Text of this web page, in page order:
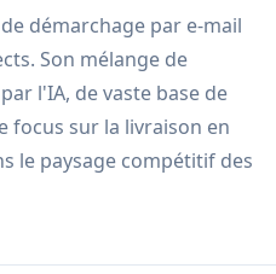
démarchage par e-mail
Son mélange de
l'IA, de vaste base de
focus sur la livraison en
le paysage compétitif des